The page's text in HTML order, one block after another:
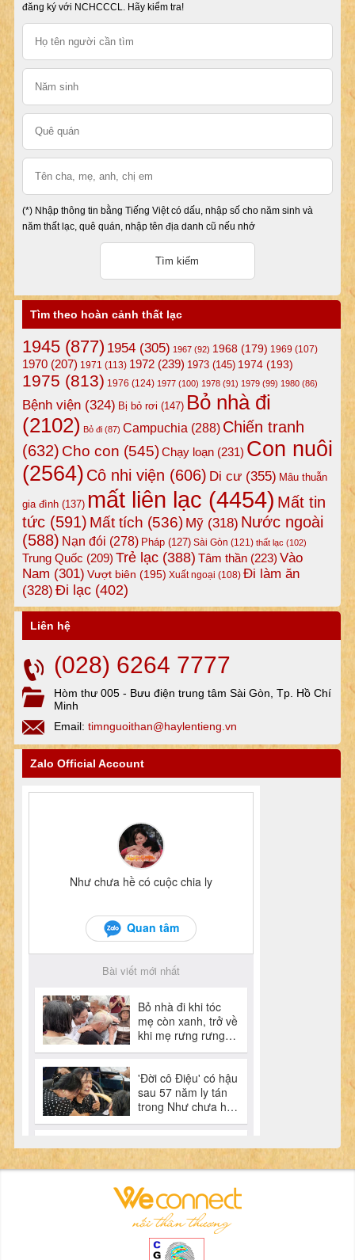
đăng ký với NCHCCCL. Hãy kiểm tra!
(*) Nhập thông tin bằng Tiếng Việt có dấu, nhập số cho năm sinh và
năm thất lạc, quê quán, nhập tên địa danh cũ nếu nhớ
Tìm theo hoàn cảnh thất lạc
1945(877) 1954(305) 1967(92) 1968(179) 1969 (107)
1970(207) 1971 (113) 1972(239) 1973(145) 1974(193)
1975 (813) 1976 (124) 1977(100) 1978(91) 1979(99) 1980(86)
Bệnh viện(324) Bị bỏ rơi (147) Bỏ nhà đi
(2102) Bỏ đi(87) Campuchia (288) Chiến tranh
(632) Cho con (545)Chạy loạn(231) Con nuôi
(2564) Cô nhi viện (606) Di cư(355) Mâu thuẫn
gia đình(137) mất liên lạc (4454) Mất tin
tức(591) Mất tích (536) Mỹ(318) Nước ngoài
(588) Nạn đói (278) Pháp(127) Sài Gòn (121) thất lạc (102)
Trung Quốc (209) Trẻ lạc(388) Tâm thần(223) Vào
Nam (301) Vượt biên (195) Xuất ngoại (108) Đi làm ăn
(328) Đi lạc(402)
Liên hệ
(028) 6264 7777
Hòm thư 005 - Bưu điện trung tâm Sài Gòn, Tp. Hồ Chí
Minh
Email: timnguoithan@haylentieng.vn
Zalo Official Account